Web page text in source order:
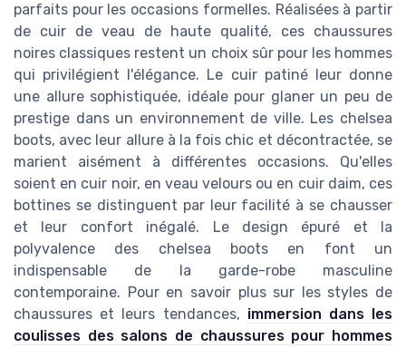
parfaits pour les occasions formelles. Réalisées à partir
de cuir de veau de haute qualité, ces chaussures
noires classiques restent un choix sûr pour les hommes
qui privilégient l'élégance. Le cuir patiné leur donne
une allure sophistiquée, idéale pour glaner un peu de
prestige dans un environnement de ville. Les chelsea
boots, avec leur allure à la fois chic et décontractée, se
marient aisément à différentes occasions. Qu'elles
soient en cuir noir, en veau velours ou en cuir daim, ces
bottines se distinguent par leur facilité à se chausser
et leur confort inégalé. Le design épuré et la
polyvalence des chelsea boots en font un
indispensable de la garde-robe masculine
contemporaine. Pour en savoir plus sur les styles de
chaussures et leurs tendances, immersion dans les
coulisses des salons de chaussures pour hommes